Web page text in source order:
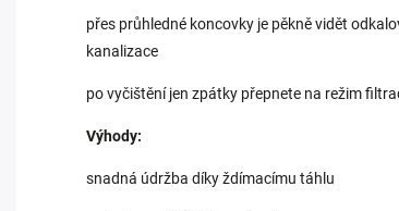
přes průhledné koncovky je pěkně vidět
kanalizace
po vyčištění jen zpátky přepnete na režim
Výhody:
snadná údržba díky ždímacímu táhlu